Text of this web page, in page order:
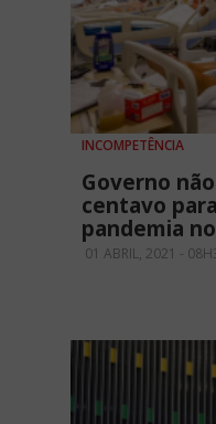
INCOMPETÊNCIA
Governo
centavo
pandemia
01 ABRIL, 2021 -